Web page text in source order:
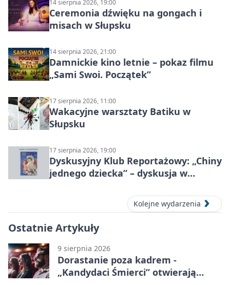
14 sierpnia 2026, 19:00
Ceremonia dźwięku na gongach i
misach w Słupsku
14 sierpnia 2026, 21:00
Damnickie kino letnie – pokaz filmu
„Sami Swoi. Początek”
17 sierpnia 2026, 11:00
Wakacyjne warsztaty Batiku w
Słupsku
17 sierpnia 2026, 19:00
Dyskusyjny Klub Reportażowy: „Chiny
jednego dziecka” – dyskusja w
Kolejne wydarzenia
Ostatnie Artykuły
9 sierpnia 2026
Dorastanie poza kadrem -
„Kandydaci Śmierci” otwierają